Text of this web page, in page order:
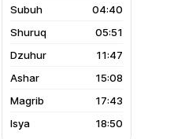
04:40
05:51
11:47
15:08
17:43
18:50